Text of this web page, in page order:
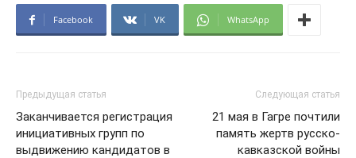
Facebook VK WhatsApp
Предыдущая статья
Заканчивается регистрация
инициативных групп по
выдвижению кандидатов в
Следующая статья
21 мая в Гагре почтили
память жертв русско-
кавказской войны